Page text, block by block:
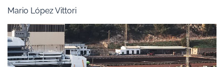
Mario López Vittori